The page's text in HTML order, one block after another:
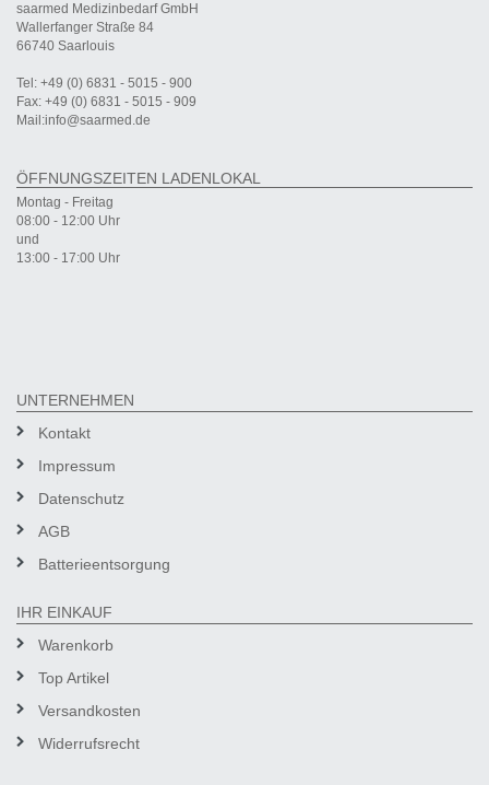
saarmed Medizinbedarf GmbH
Wallerfanger Straße 84
66740 Saarlouis
Tel: +49 (0) 6831 - 5015 - 900
Fax: +49 (0) 6831 - 5015 - 909
Mail:info@saarmed.de
ÖFFNUNGSZEITEN LADENLOKAL
Montag - Freitag
08:00 - 12:00 Uhr
und
13:00 - 17:00 Uhr
UNTERNEHMEN
Kontakt
Impressum
Datenschutz
AGB
Batterieentsorgung
IHR EINKAUF
Warenkorb
Top Artikel
Versandkosten
Widerrufsrecht